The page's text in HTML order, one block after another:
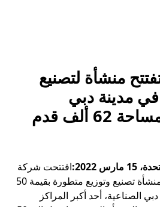
منشأة لتصنيع
في مدينة دبي
الصناعية على مساحة 62 ألف قدم
2022:
افتتحت شركة
"وندر بيكري" الصناعية، منشأة تصنيع وتوزيع متطورة بقيمة 50
الصناعية، أحد أكبر المراكز